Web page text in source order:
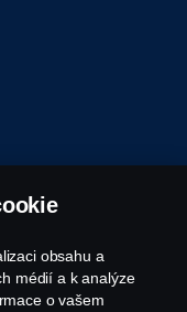
obsahu a
médií a k analýze
o vašem